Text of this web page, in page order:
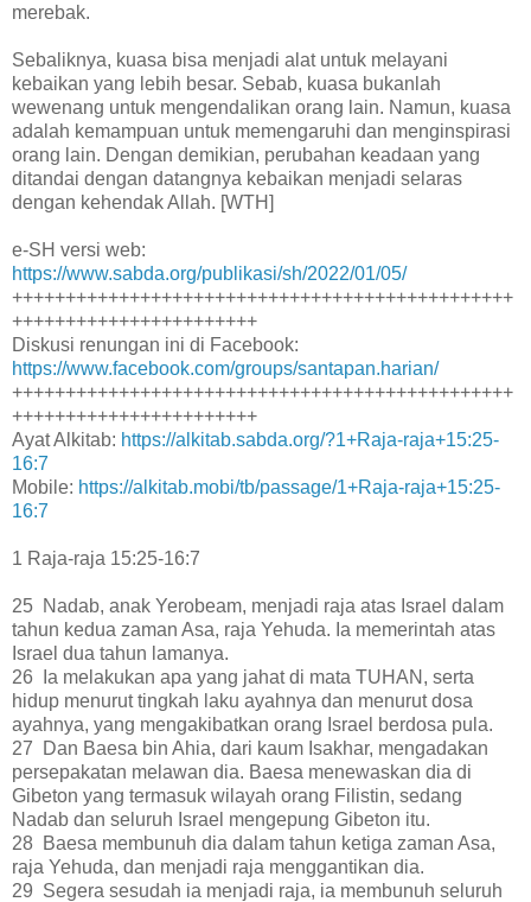
merebak.
Sebaliknya, kuasa bisa menjadi alat untuk melayani
kebaikan yang lebih besar. Sebab, kuasa bukanlah
wewenang untuk mengendalikan orang lain. Namun, kuasa
adalah kemampuan untuk memengaruhi dan menginspirasi
orang lain. Dengan demikian, perubahan keadaan yang
ditandai dengan datangnya kebaikan menjadi selaras
dengan kehendak Allah. [WTH]
e-SH versi web:
https://www.sabda.org/publikasi/sh/2022/01/05/
+++++++++++++++++++++++++++++++++++++++++++++++
+++++++++++++++++++++++
Diskusi renungan ini di Facebook:
https://www.facebook.com/groups/santapan.harian/
+++++++++++++++++++++++++++++++++++++++++++++++
+++++++++++++++++++++++
Ayat Alkitab: https://alkitab.sabda.org/?1+Raja-raja+15:25-
16:7
Mobile: https://alkitab.mobi/tb/passage/1+Raja-raja+15:25-
16:7
1 Raja-raja 15:25-16:7
25 Nadab, anak Yerobeam, menjadi raja atas Israel dalam
tahun kedua zaman Asa, raja Yehuda. Ia memerintah atas
Israel dua tahun lamanya.
26 Ia melakukan apa yang jahat di mata TUHAN, serta
hidup menurut tingkah laku ayahnya dan menurut dosa
ayahnya, yang mengakibatkan orang Israel berdosa pula.
27 Dan Baesa bin Ahia, dari kaum Isakhar, mengadakan
persepakatan melawan dia. Baesa menewaskan dia di
Gibeton yang termasuk wilayah orang Filistin, sedang
Nadab dan seluruh Israel mengepung Gibeton itu.
28 Baesa membunuh dia dalam tahun ketiga zaman Asa,
raja Yehuda, dan menjadi raja menggantikan dia.
29 Segera sesudah ia menjadi raja, ia membunuh seluruh